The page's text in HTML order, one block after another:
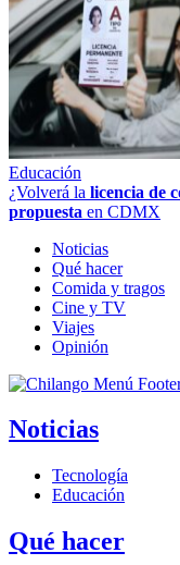
Educación
¿Volverá la licencia de
propuesta en CDMX
Noticias
Qué hacer
Comida y tragos
Cine y TV
Viajes
Opinión
Noticias
Tecnología
Educación
Qué hacer